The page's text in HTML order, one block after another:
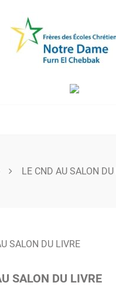
LE CND AU SALON DU
SALON DU LIVRE